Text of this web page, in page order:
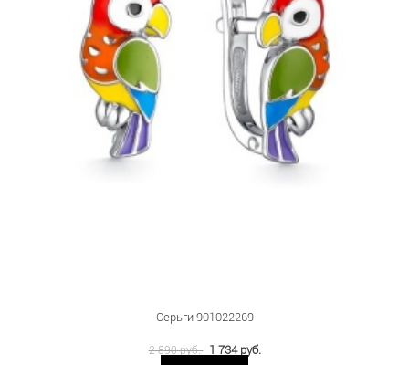
Серьги 901022269
2 890 руб. 1 734 руб.